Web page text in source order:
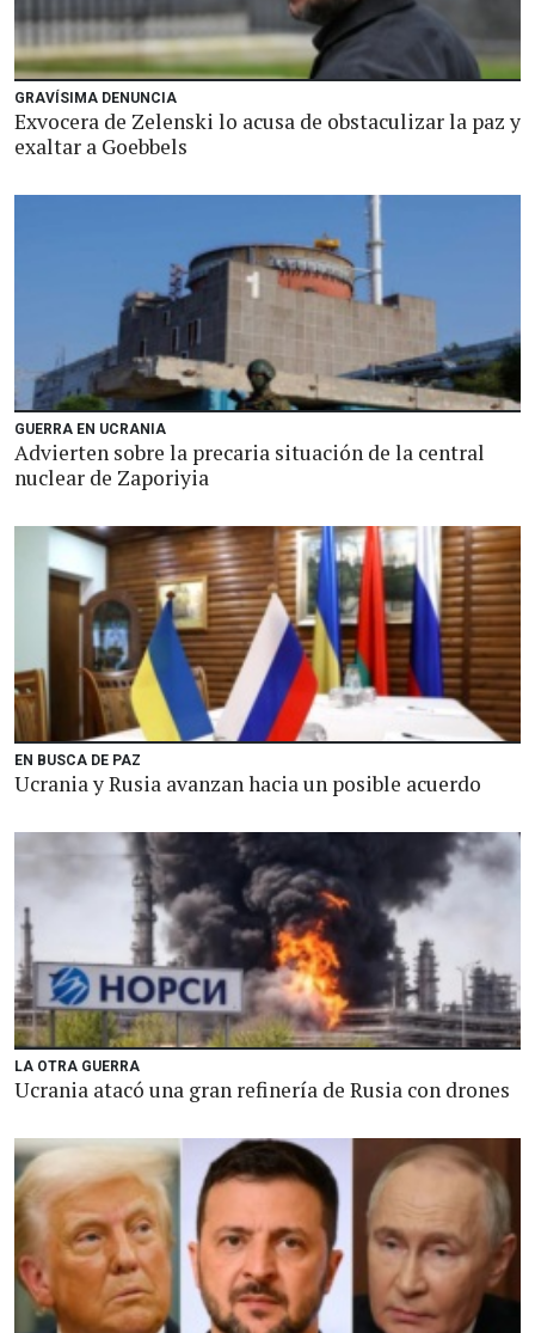
GRAVÍSIMA DENUNCIA
Exvocera de Zelenski lo acusa de obstaculizar la paz y
exaltar a Goebbels
GUERRA EN UCRANIA
Advierten sobre la precaria situación de la central
nuclear de Zaporiyia
EN BUSCA DE PAZ
Ucrania y Rusia avanzan hacia un posible acuerdo
LA OTRA GUERRA
Ucrania atacó una gran refinería de Rusia con drones